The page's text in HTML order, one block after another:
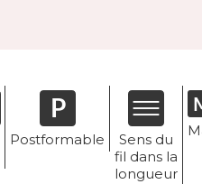
Postformable
Sens du
fil dans la
longueur